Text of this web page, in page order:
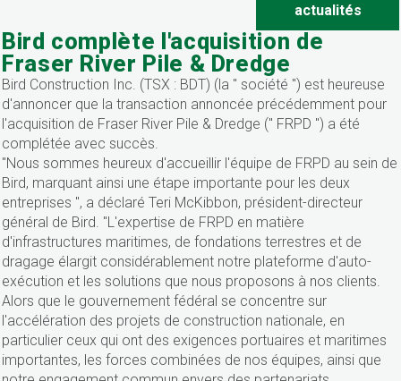
actualités
Bird complète l'acquisition de
Fraser River Pile & Dredge
Bird Construction Inc. (TSX : BDT) (la " société ") est heureuse
d'annoncer que la transaction annoncée précédemment pour
l'acquisition de Fraser River Pile & Dredge (" FRPD ") a été
complétée avec succès.
"Nous sommes heureux d'accueillir l'équipe de FRPD au sein de
Bird, marquant ainsi une étape importante pour les deux
entreprises ", a déclaré Teri McKibbon, président-directeur
général de Bird. "L'expertise de FRPD en matière
d'infrastructures maritimes, de fondations terrestres et de
dragage élargit considérablement notre plateforme d'auto-
exécution et les solutions que nous proposons à nos clients.
Alors que le gouvernement fédéral se concentre sur
l'accélération des projets de construction nationale, en
particulier ceux qui ont des exigences portuaires et maritimes
importantes, les forces combinées de nos équipes, ainsi que